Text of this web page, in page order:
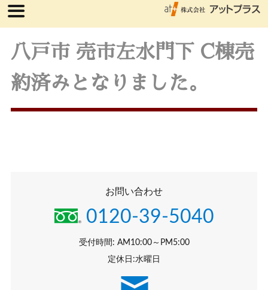
八戸市 売市左水門下 C棟売
約済みとなりました。
お問い合わせ
0120-39-5040
受付時間: AM10:00～PM5:00
定休日:水曜日